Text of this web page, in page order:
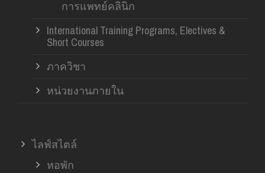
การแพทย์คลินิก
International Training Programs, Electives &
Short Courses
ภาควิชา
หน่วยงานภายใน
ไลฟ์สไตล์
หอพัก